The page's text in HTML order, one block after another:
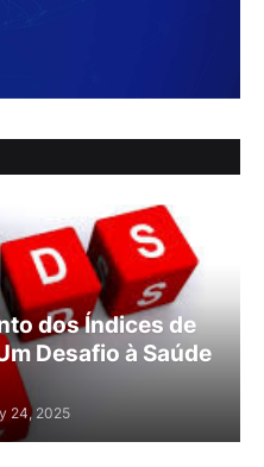
dos Índices de
Desafio à Saúde
24, 2025